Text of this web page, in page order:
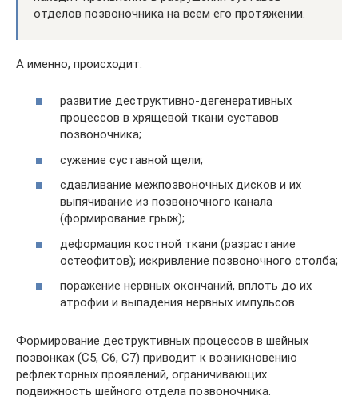
отделов позвоночника на всем его протяжении.
А именно, происходит:
развитие деструктивно-дегенеративных
процессов в хрящевой ткани суставов
позвоночника;
сужение суставной щели;
сдавливание межпозвоночных дисков и их
выпячивание из позвоночного канала
(формирование грыж);
деформация костной ткани (разрастание
остеофитов); искривление позвоночного столба;
поражение нервных окончаний, вплоть до их
атрофии и выпадения нервных импульсов.
Формирование деструктивных процессов в шейных
позвонках (С5, С6, С7) приводит к возникновению
рефлекторных проявлений, ограничивающих
подвижность шейного отдела позвоночника.